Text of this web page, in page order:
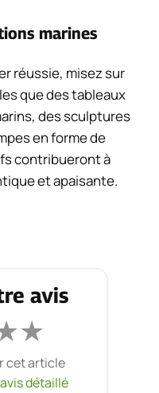
marines
réussie, misez sur
que des tableaux
des sculptures
en forme de
contribueront à
et apaisante.
avis
★
cet article
détaillé